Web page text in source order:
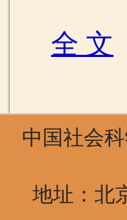
全 文
中国社会
地址：